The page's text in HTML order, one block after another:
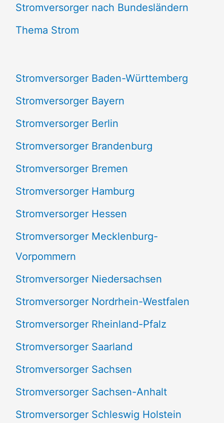
e
n
h
:
Stromversorger nach Bundesländern
Thema Strom
Stromversorger Baden-Württemberg
Stromversorger Bayern
Stromversorger Berlin
Stromversorger Brandenburg
Stromversorger Bremen
Stromversorger Hamburg
Stromversorger Hessen
Stromversorger Mecklenburg-
Vorpommern
Stromversorger Niedersachsen
Stromversorger Nordrhein-Westfalen
Stromversorger Rheinland-Pfalz
Stromversorger Saarland
Stromversorger Sachsen
Stromversorger Sachsen-Anhalt
Stromversorger Schleswig Holstein